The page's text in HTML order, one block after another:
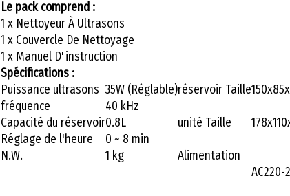
Le pack comprend :
1 x Nettoyeur À Ultrasons
1 x Couvercle De Nettoyage
1 x Manuel D'instruction
Spécifications :
Puissance ultrasons 35W (Réglable)réservoir Taille
fréquence
40 kHz
Capacité du réservoir0.8L unité Taille
Réglage de l'heure
0 ~ 8 min
N.W.
1 kg
Alimentation
AC220-